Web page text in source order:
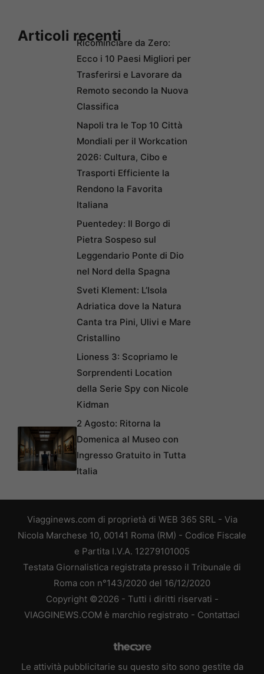
Articoli recentiRicominciare da Zero:
Ecco i 10 Paesi Migliori per
Trasferirsi e Lavorare da
Remoto secondo la Nuova
Classifica
Napoli tra le Top 10 Città
Mondiali per il Workcation
2026: Cultura, Cibo e
Trasporti Efficiente la
Rendono la Favorita
Italiana
Puentedey: Il Borgo di
Pietra Sospeso sul
Leggendario Ponte di Dio
nel Nord della Spagna
Sveti Klement: L’Isola
Adriatica dove la Natura
Canta tra Pini, Ulivi e Mare
Cristallino
Lioness 3: Scopriamo le
Sorprendenti Location
della Serie Spy con Nicole
Kidman
2 Agosto: Ritorna la
Domenica al Museo con
Ingresso Gratuito in Tutta
Italia
Viagginews.com di proprietà di WEB 365 SRL - Via
Nicola Marchese 10, 00141 Roma (RM) - Codice Fiscale
e Partita I.V.A. 12279101005
Testata Giornalistica registrata presso il Tribunale di
Roma con n°143/2020 del 16/12/2020
Copyright ©2026 - Tutti i diritti riservati -
VIAGGINEWS.COM è marchio registrato - Contattaci
Le attività pubblicitarie su questo sito sono gestite da